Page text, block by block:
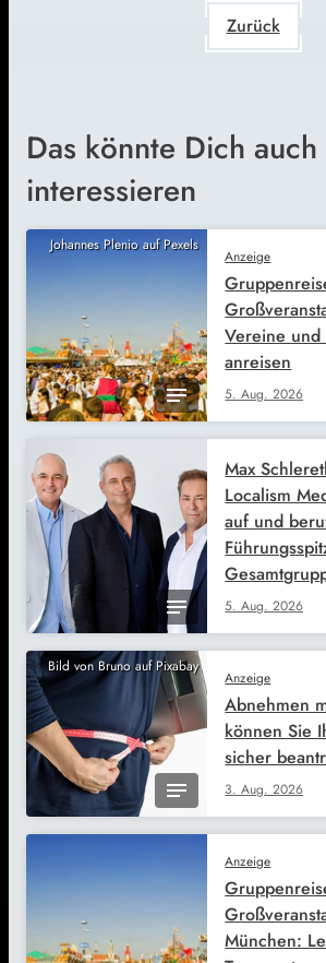
Zurück
Das könnte Dich auch
interessieren
Johannes Plenio auf Pexels
Anzeige
5. Aug. 2026
Vereine und
anreisen
5. Aug. 2026
Max
Localism
auf und
Bild von Bruno auf Pixabay
Anzeige
3. Aug. 2026
Abnehmen
können Sie
sicher
Anzeige
München: